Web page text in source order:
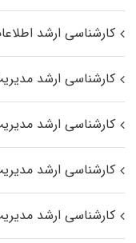
کارشناسی ارشد
کارشناسی ارشد
کارشناسی ارشد
کارشناسی ارشد
کارشناسی ارشد